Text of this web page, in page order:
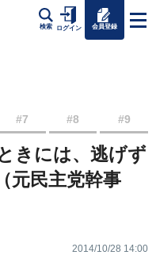
検索 ログイン 会員登録
#7 #8 #9
きには、逃げず
元民主党幹事
2014/10/28 14:00